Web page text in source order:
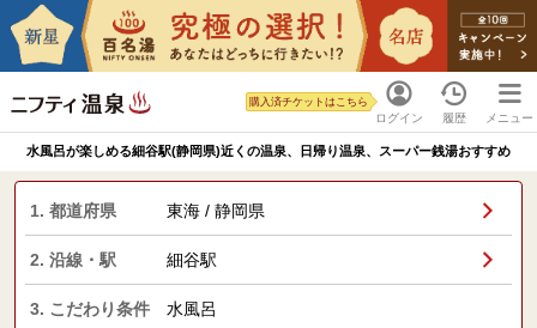
ログイン
購入済チケットはこちら
履歴 メニュー
水風呂が楽しめる細谷駅(静岡県)近くの温泉、日帰り温泉、スーパー銭湯おすすめ
1. 都道府県 東海 / 静岡県
2. 沿線・駅 細谷駅
3. こだわり条件 水風呂